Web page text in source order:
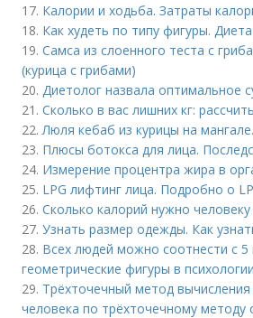
17. Калории и ходьба. Затраты
18. Как худеть по типу фигуры.
19. Самса из слоенного теста с
(курица с грибами)
20. Диетолог назвала оптимальное
21. Сколько в вас лишних кг:
22.Люля кебаб из курицы на
23. Плюсы ботокса для лица.
24. Измерение процентра жира в
25. LPG лифтинг лица. Подробно о
26. Сколько калорий нужно
27. Узнать размер одежды. Как
28. Всех людей можно соотнести с
геометрические фигуры в
29. Трёхточечный метод
человека по трёхточечному методу